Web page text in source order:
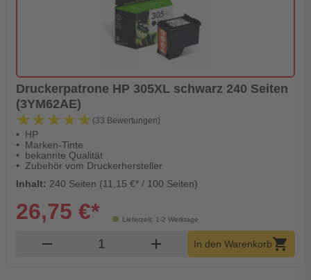
Druckerpatrone HP 305XL schwarz 240 Seiten
(3YM62AE)
★★★★★
★★★★★ (33 Bewertungen)
HP
Marken-Tinte
bekannte Qualität
Zubehör vom Druckerhersteller
Inhalt: 240 Seiten (11,15 €* / 100 Seiten)
Lieferzeit: 1-2 Werktage
26,75 €*
remove Produkt Warenkorb Menge
add In den Warenkorbshopping_cart